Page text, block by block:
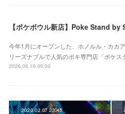
【ポケボウル新店】Poke Stand
今年1月にオープンした、ホノルル・カカ
リーズナブルで人気のポキ専門店「ポケス
2026.06.19 09:00
2020.02.07 23:45